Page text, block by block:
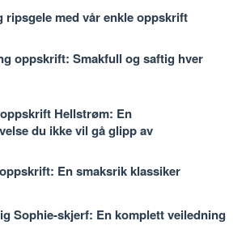
ripsgele med vår enkle oppskrift
oppskrift: Smakfull og saftig hver
Hellstrøm: En
du ikke vil gå glipp av
En smaksrik klassiker
Sophie-skjerf: En komplett veiledning